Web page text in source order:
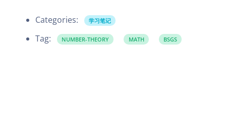
Categories: 学习笔记
Tag: NUMBER-THEORY MATH BSGS